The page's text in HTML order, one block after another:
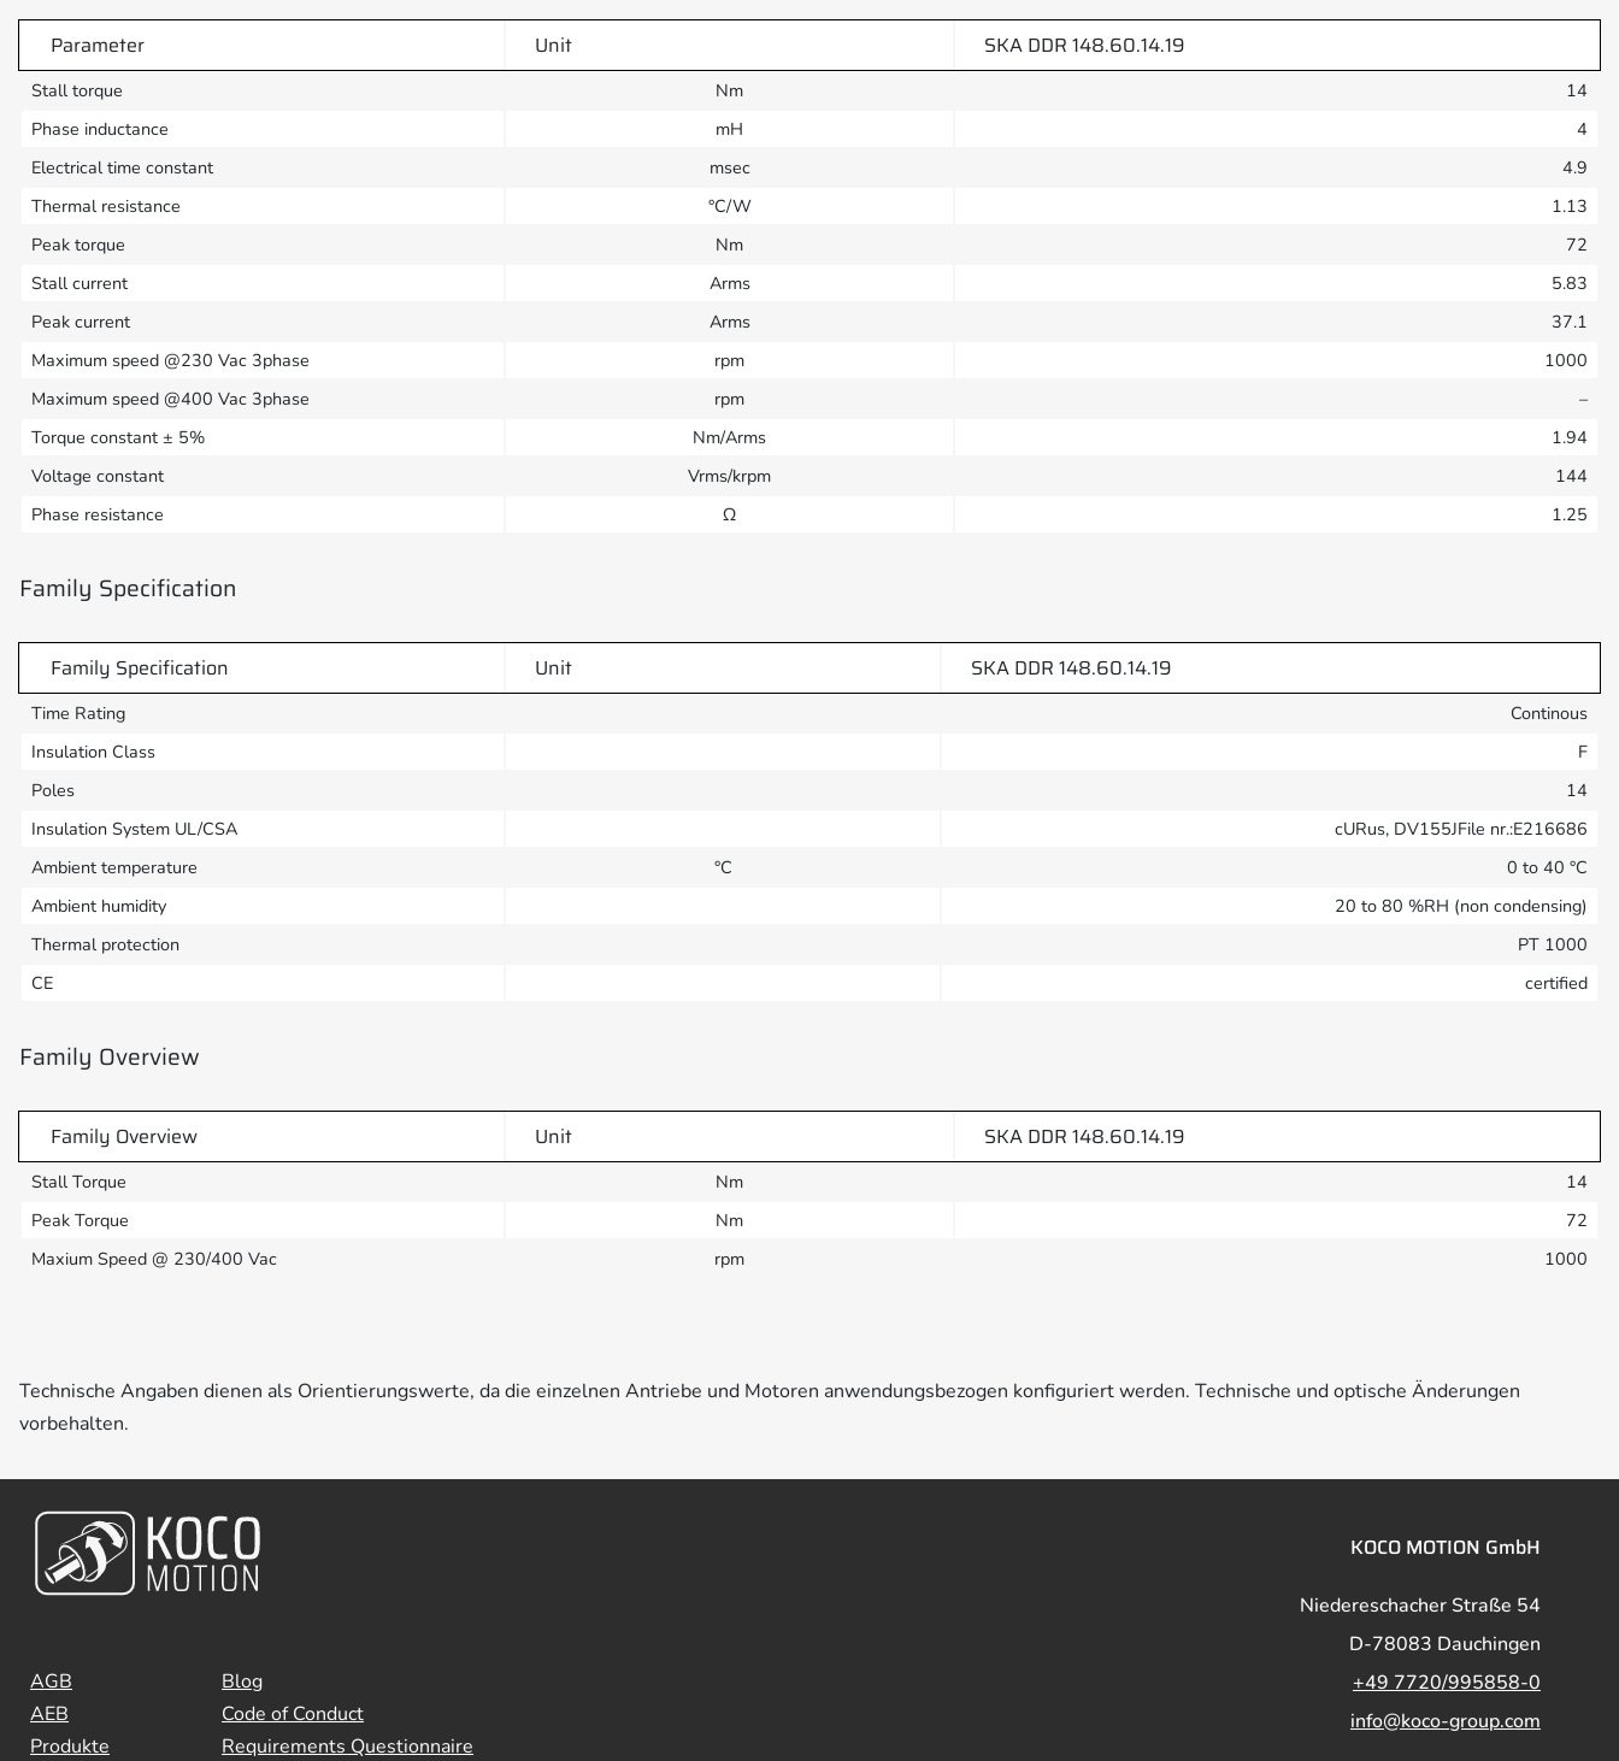
Parameter Unit SKA DDR 148.60.14.19
Stall torque Nm
14
Phase inductance
mH
4
Electrical time constant
msec
4.9
Thermal resistance
°C/W
1.13
Peak torque
Nm
72
Stall current
Arms
5.83
Peak current
Arms
37.1
Maximum speed @230 Vac 3phase
rpm
1000
Maximum speed @400 Vac 3phase
rpm
–
Torque constant ± 5%
Nm/Arms
1.94
Voltage constant
Vrms/krpm
144
Phase resistance
Ω 1.25
Family Specification
Family Specification Unit SKA DDR 148.60.14.19
Time Rating
Continous
Insulation Class
F
Poles
14
Insulation System UL/CSA
cURus, DV155JFile nr.:E216686
Ambient temperature
°C
0 to 40 °C
Ambient humidity
20 to 80 %RH (non condensing)
Thermal protection
PT 1000
CE
certified
Family Overview
Family Overview Unit SKA DDR 148.60.14.19
Stall Torque Nm
14
Peak Torque
Nm
72
Maxium Speed @ 230/400 Vac
rpm 1000
Technische Angaben dienen als Orientierungswerte, da die einzelnen Antriebe und Motoren anwendungsbezogen konfiguriert werden. Technische und optische Änderungen
vorbehalten.
AGB
AEB
Produkte
Blog
Code of Conduct
Requirements Questionnaire
KOCO MOTION GmbH
Niedereschacher Straße 54
D-78083 Dauchingen
+49 7720/995858-0
info@koco-group.com